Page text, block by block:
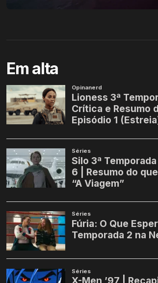
Em alta